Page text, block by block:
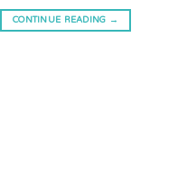
CONTINUE READING →